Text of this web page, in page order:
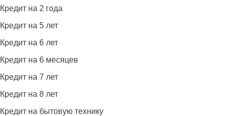
Кредит на 2 года
Кредит на 5 лет
Кредит на 6 лет
Кредит на 6 месяцев
Кредит на 7 лет
Кредит на 8 лет
Кредит на бытовую технику